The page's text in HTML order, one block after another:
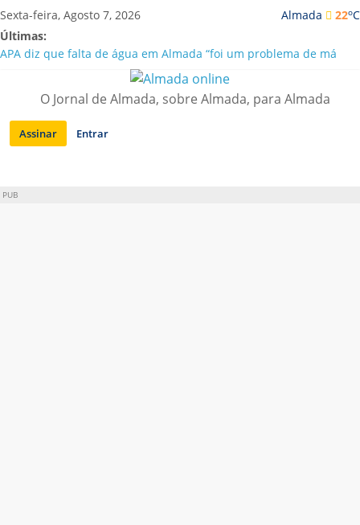
Saltar
para
conteúdo
Almada 22oC
Sexta-feira, Agosto 7, 2026
Últimas:
APA diz que falta de água em Almada “foi um problema de má
Laranjeiro | Cultura pop asiática invade a Casa Amarela
Ponte 25 de Abril celebra 60 anos com programa cultural entre
Lisboa e Almada
Situação de alerta em Almada renovada até final de Agosto
O Jornal de Almada, sobre Almada, para Almada
Assinar Entrar
PUB